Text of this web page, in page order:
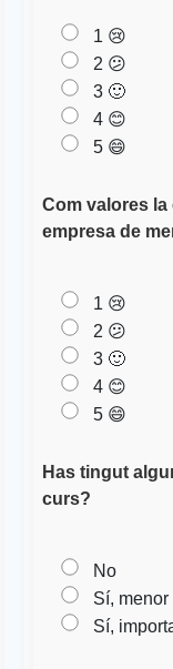
1 😢
2 😕
3 🙂
4 😊
5 😄
Com valores
empresa de
1 😢
2 😕
3 🙂
4 😊
5 😄
Has tingut
curs?
No
Sí, menor
Sí,